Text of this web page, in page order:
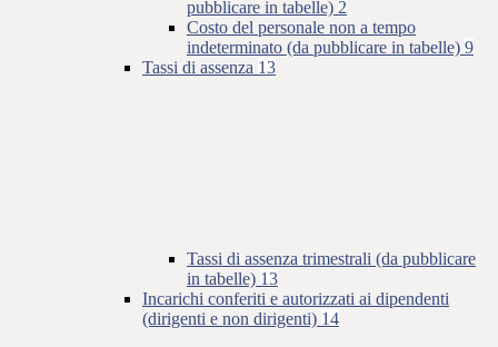
pubblicare in tabelle) 2
Costo del personale non a tempo
indeterminato (da pubblicare in tabelle) 9
Tassi di assenza 13
Tassi di assenza trimestrali (da pubblicare
in tabelle) 13
Incarichi conferiti e autorizzati ai dipendenti
(dirigenti e non dirigenti) 14